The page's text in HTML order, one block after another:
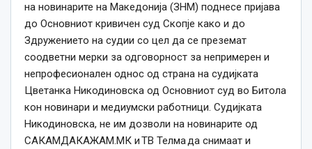
на новинарите на Македонија (ЗНМ) поднесе пријава
до Основниот кривичен суд Скопје како и до
Здружението на судии со цел да се преземат
соодветни мерки за одговорност за непримерен и
непрофесионален однос од страна на судијката
Цветанка Никодиновска од Основниот суд во Битола
кон новинари и медиумски работници. Судијката
Никодиновска, не им дозволи на новинарите од
САКАМДАКАЖАМ.МК и ТВ Телма да снимаат и